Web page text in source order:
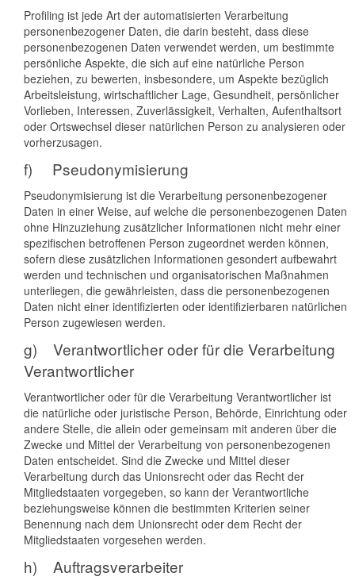
Profiling ist jede Art der automatisierten Verarbeitung
personenbezogener Daten, die darin besteht, dass diese
personenbezogenen Daten verwendet werden, um bestimmte
persönliche Aspekte, die sich auf eine natürliche Person
beziehen, zu bewerten, insbesondere, um Aspekte bezüglich
Arbeitsleistung, wirtschaftlicher Lage, Gesundheit, persönlicher
Vorlieben, Interessen, Zuverlässigkeit, Verhalten, Aufenthaltsort
oder Ortswechsel dieser natürlichen Person zu analysieren oder
vorherzusagen.
f) Pseudonymisierung
Pseudonymisierung ist die Verarbeitung personenbezogener
Daten in einer Weise, auf welche die personenbezogenen Daten
ohne Hinzuziehung zusätzlicher Informationen nicht mehr einer
spezifischen betroffenen Person zugeordnet werden können,
sofern diese zusätzlichen Informationen gesondert aufbewahrt
werden und technischen und organisatorischen Maßnahmen
unterliegen, die gewährleisten, dass die personenbezogenen
Daten nicht einer identifizierten oder identifizierbaren natürlichen
Person zugewiesen werden.
g) Verantwortlicher oder für die Verarbeitung
Verantwortlicher
Verantwortlicher oder für die Verarbeitung Verantwortlicher ist
die natürliche oder juristische Person, Behörde, Einrichtung oder
andere Stelle, die allein oder gemeinsam mit anderen über die
Zwecke und Mittel der Verarbeitung von personenbezogenen
Daten entscheidet. Sind die Zwecke und Mittel dieser
Verarbeitung durch das Unionsrecht oder das Recht der
Mitgliedstaaten vorgegeben, so kann der Verantwortliche
beziehungsweise können die bestimmten Kriterien seiner
Benennung nach dem Unionsrecht oder dem Recht der
Mitgliedstaaten vorgesehen werden.
h) Auftragsverarbeiter